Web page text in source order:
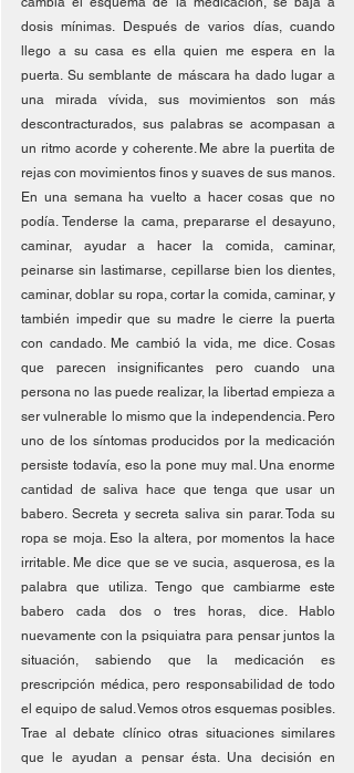
dosis mínimas. Después de varios días, cuando
llego a su casa es ella quien me espera en la
puerta. Su semblante de máscara ha dado lugar a
una mirada vívida, sus movimientos son más
descontracturados, sus palabras se acompasan a
un ritmo acorde y coherente. Me abre la puertita de
rejas con movimientos finos y suaves de sus manos.
En una semana ha vuelto a hacer cosas que no
podía. Tenderse la cama, prepararse el desayuno,
caminar, ayudar a hacer la comida, caminar,
peinarse sin lastimarse, cepillarse bien los dientes,
caminar, doblar su ropa, cortar la comida, caminar, y
también impedir que su madre le cierre la puerta
con candado. Me cambió la vida, me dice. Cosas
que parecen insignificantes pero cuando una
persona no las puede realizar, la libertad empieza a
ser vulnerable lo mismo que la independencia. Pero
uno de los síntomas producidos por la medicación
persiste todavía, eso la pone muy mal. Una enorme
cantidad de saliva hace que tenga que usar un
babero. Secreta y secreta saliva sin parar. Toda su
ropa se moja. Eso la altera, por momentos la hace
irritable. Me dice que se ve sucia, asquerosa, es la
palabra que utiliza. Tengo que cambiarme este
babero cada dos o tres horas, dice. Hablo
nuevamente con la psiquiatra para pensar juntos la
situación, sabiendo que la medicación es
prescripción médica, pero responsabilidad de todo
el equipo de salud. Vemos otros esquemas posibles.
Trae al debate clínico otras situaciones similares
que le ayudan a pensar ésta. Una decisión en